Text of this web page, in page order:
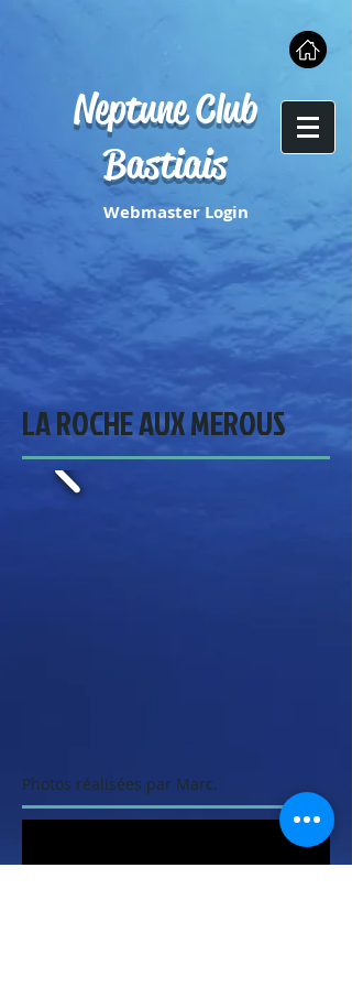
Neptune Club
Bastiais
Webmaster Login
LA ROCHE AUX MEROUS
Photos réalisées par Marc.